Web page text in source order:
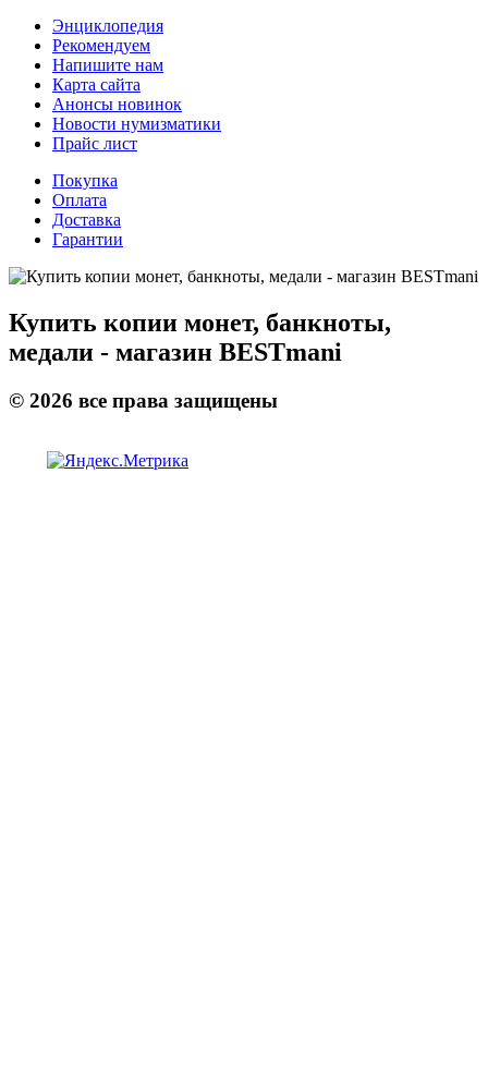
Энциклопедия
Рекомендуем
Напишите нам
Карта сайта
Анонсы новинок
Новости нумизматики
Прайс лист
Покупка
Оплата
Доставка
Гарантии
Купить копии монет, банкноты,
медали - магазин BESTmani
© 2026 все права защищены